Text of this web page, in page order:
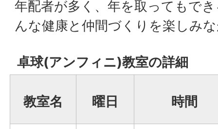
年配者が多く、年を取ってもで
んな健康と仲間づくりを楽しみ
卓球(アンフィニ)教室の詳細
教室名 曜日 時間